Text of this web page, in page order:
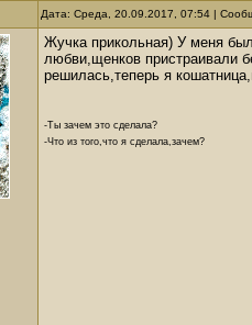
Дата: Среда, 20.09.2017, 07:54 |
Жучка прикольная) У меня
любви,щенков пристраивали
решилась,теперь я
-Ты зачем это сделала?
-Что из того,что я сделала,зачем?